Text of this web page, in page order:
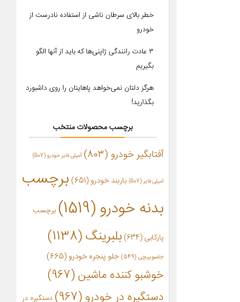
خطر بالای سرطان ناشی از استفاده نادرست از
خودرو
۳ عادت رانندگی ژاپنی‌ها که باید از آنها الگو
بگیریم
هرگز دلتان نمی‌خواهد پاهایتان را روی داشبورد
بگذارید!
برچسب محصولات منتخب
آفتابگیر خودرو (803) آمپلی فایر خودرو(507)
امپلی فایر (507) باربند خودرو(651)
برچسب
بدنه خودرو(1519) برچسب
پارکابی (634) بلبرینگ(1138)
جاسوییچی (549) جلو پنجره خودرو (665)
خوشبو کننده ماشین(967)
دستگیره در خودرو(967)
دستگیره در